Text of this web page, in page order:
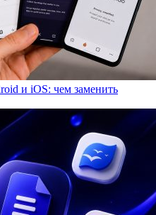
и iOS: чем заменить